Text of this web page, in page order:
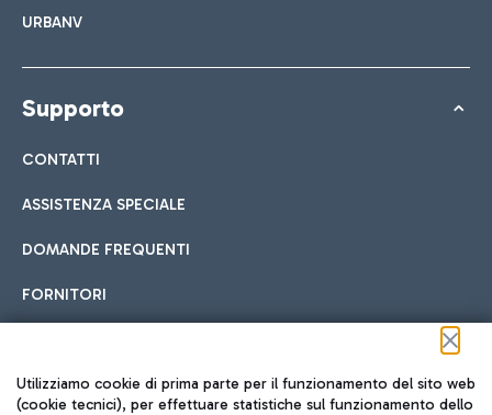
URBANV
Supporto
CONTATTI
ASSISTENZA SPECIALE
DOMANDE FREQUENTI
FORNITORI
Seguici sui social
Utilizziamo cookie di prima parte per il funzionamento del sito web
(cookie tecnici), per effettuare statistiche sul funzionamento dello